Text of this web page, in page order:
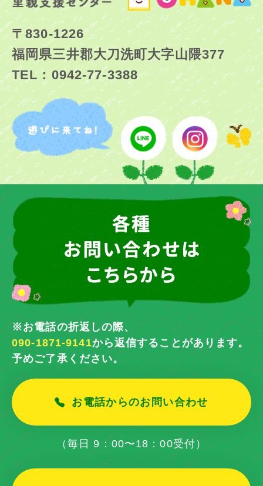
〒830-1226
福岡県三井郡大刀洗町大字山隈377
TEL：0942-77-3388
※お電話の折返しの際、
090-1871-9141から返信することがあります。
予めご了承ください。
お電話からのお問い合わせ
（毎日 9：00〜18：00受付）